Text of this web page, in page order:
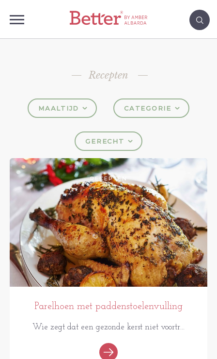
Recepten
MAALTIJD CATEGORIE
GERECHT
RECEPTEN
Parelhoen met paddenstoelenvulling
Wie zegt dat een gezonde kerst niet voortr...